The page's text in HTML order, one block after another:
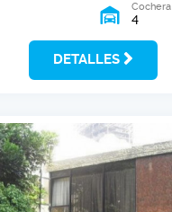
Cochera
4
DETALLES